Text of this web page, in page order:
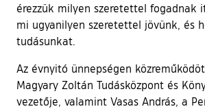
érezzük milyen szeretettel fogadnak
mi ugyanilyen szeretettel jövünk, és
tudásunkat.
Az évnyitó ünnepségen
Magyary Zoltán Tudásközpont és
vezetője, valamint Vasas András, a